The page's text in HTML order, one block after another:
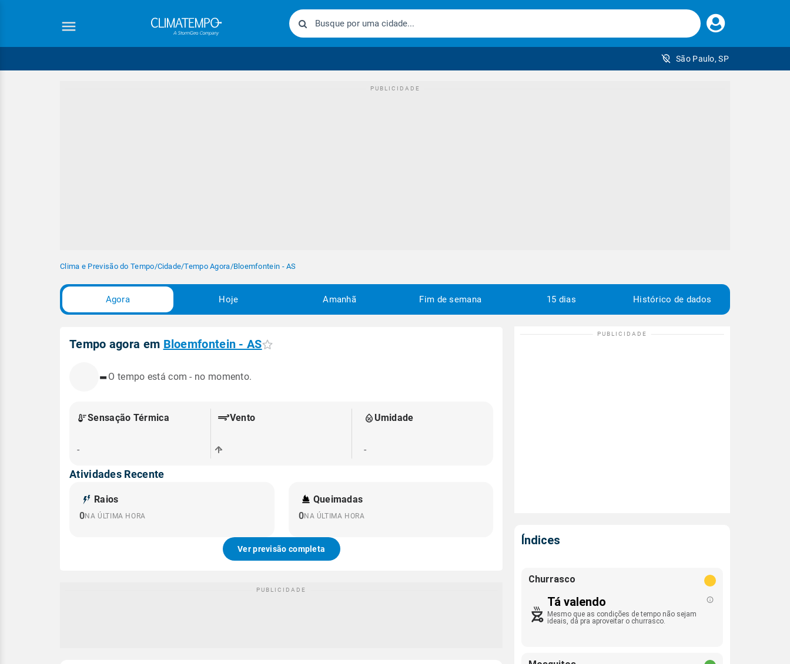
Faça
seu
São Paulo, SP
Clima e Previsão do Tempo/Cidade/Tempo Agora/Bloemfontein - AS
Agora Hoje Amanhã Fim de semana 15 dias Histórico de dados
Tempo agora em Bloemfontein - AS
-O tempo está com - no momento.
Sensação Térmica
-
Vento
-
Umidade
-
Atividades Recente
Raios
0NA ÚLTIMA HORA
Queimadas
0NA ÚLTIMA HORA
Ver previsão completa
Índices
Churrasco
Tá valendo
Mesmo que as condições de tempo não sejam
ideais, dá pra aproveitar o churrasco.